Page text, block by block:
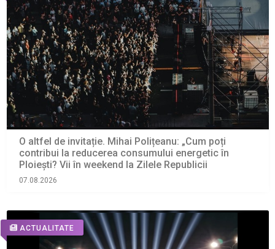
O altfel de invitație. Mihai Polițeanu: „Cum poți
contribui la reducerea consumului energetic în
Ploiești? Vii în weekend la Zilele Republicii
07.08.2026
ACTUALITATE